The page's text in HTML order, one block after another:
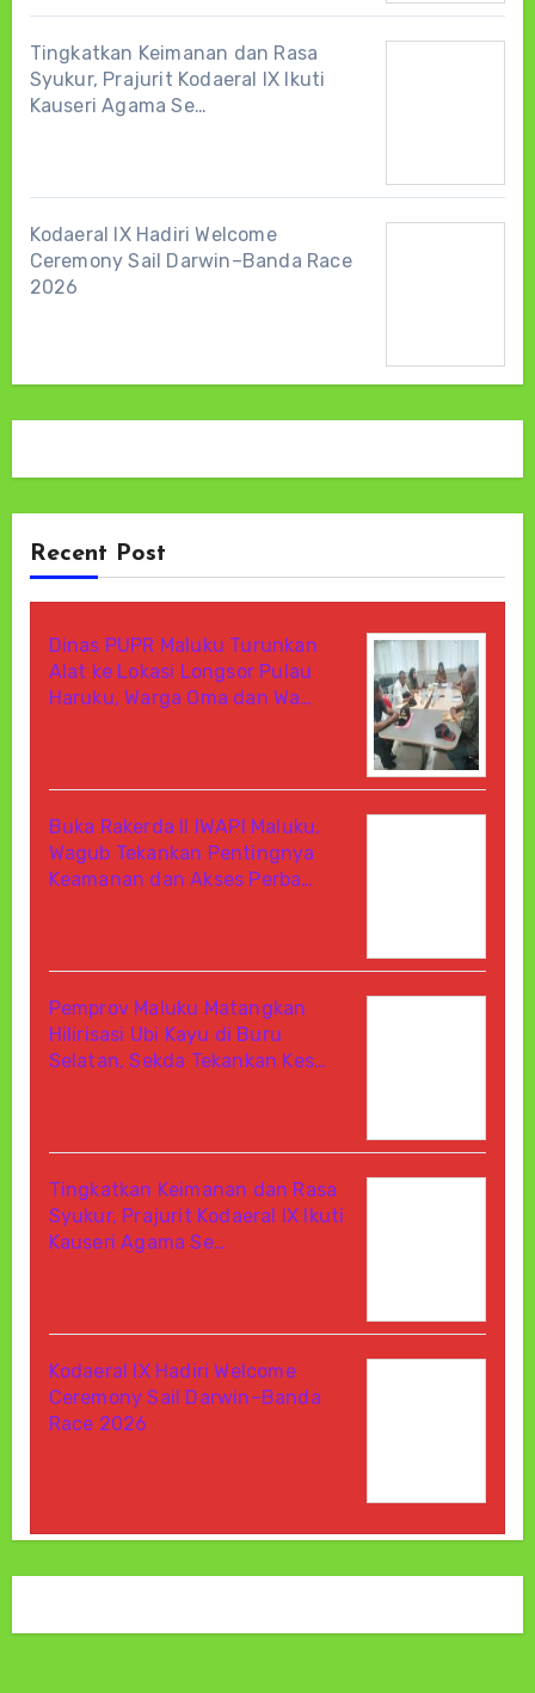
Tingkatkan Keimanan dan Rasa
Syukur, Prajurit Kodaeral IX Ikuti
Kauseri Agama Se…
Kodaeral IX Hadiri Welcome
Ceremony Sail Darwin–Banda Race
2026
Recent Post
Dinas PUPR Maluku Turunkan
Alat ke Lokasi Longsor Pulau
Haruku, Warga Oma dan Wa…
Buka Rakerda II IWAPI Maluku,
Wagub Tekankan Pentingnya
Keamanan dan Akses Perba…
Pemprov Maluku Matangkan
Hilirisasi Ubi Kayu di Buru
Selatan, Sekda Tekankan Kes…
Tingkatkan Keimanan dan Rasa
Syukur, Prajurit Kodaeral IX Ikuti
Kauseri Agama Se…
Kodaeral IX Hadiri Welcome
Ceremony Sail Darwin–Banda
Race 2026